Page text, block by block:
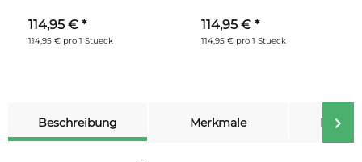
114,95 € *
114,95 € pro 1 Stueck
114,95 € *
114,95 € pro 1 Stueck
Beschreibung
Merkmale